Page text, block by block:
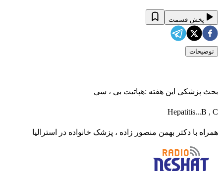
پخش قسمت
توضیحات
بحث پزشکی این هفته :هپاتیت بی ، سی
Hepatitis...B , C
همراه با دکتر بهمن منصور زاده ، پزشک خانواده در استرالیا